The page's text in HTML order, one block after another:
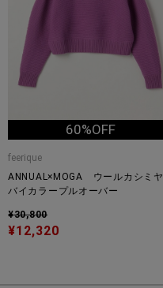
60%OFF
feerique
ANNUAL×MOGA ウールカシミヤ
バイカラープルオーバー
¥30,800
¥12,320